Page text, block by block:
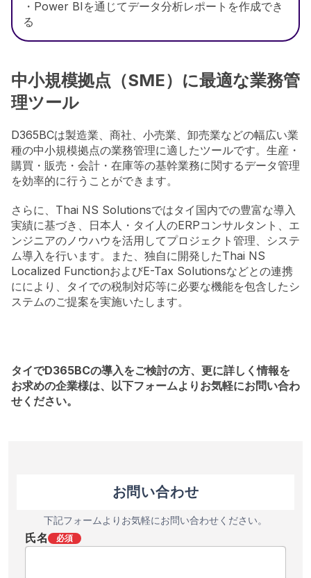
・Power BIを通じてデータ分析レポートを作成でき
る
中小規模拠点（SME）に最適な業務管
理ツール
D365BCは製造業、商社、小売業、卸売業などの幅広い業
種の中小規模拠点の業務管理に適したツールです。生産・
購買・販売・会計・在庫等の基幹業務に関するデータ管理
を効率的に行うことができます。
さらに、Thai NS Solutionsではタイ国内での豊富な導入
実績に基づき、日本人・タイ人のERPコンサルタント、エ
ンジニアのノウハウを活用してプロジェクト管理、システ
ム導入を行います。また、独自に開発したThai NS
Localized FunctionおよびE-Tax Solutionsなどとの連携
ににより、タイでの税制対応等に必要な機能を包含したシ
ステムのご提案を実施いたします。
タイでD365BCの導入をご検討の方、更に詳しく情報を
お求めの企業様は、以下フォームよりお気軽にお問い合わ
せください。
お問い合わせ
下記フォームよりお気軽にお問い合わせください。
氏名 必須